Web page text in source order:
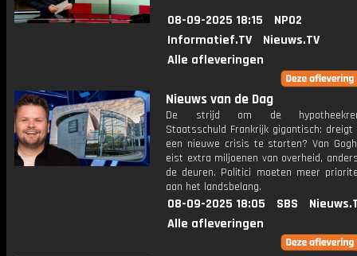
08-09-2025 18:15
NPO2
Informatief.TV
Nieuws.TV
Alle afleveringen
Nieuws van de Dag
De strijd om de
Staatsschuld Frankrijk gigantisch: dreigt
een nieuwe crisis te storten? Van
eist extra miljoenen van overheid,
de deuren. Politici moeten meer
aan het landsbelang.
08-09-2025 18:05 SBS
Alle afleveringen